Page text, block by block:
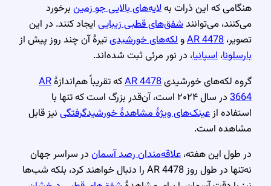
هنگامی که این ذرات بهلایه‌های بالایی جو زمینبرخورد
می‌کنند، می‌توانندشفق‌های قطبی زیباییایجاد کنند. در این
تصویر،AR 4478ولکه‌های خورشیدیتیرهٔ آن چند روز پیش از
بارسلونا،اسپانیا، در نور مرئی ثبت شده‌اند.
گروه لکه‌های خورشیدیAR 4478که تقریباً هم‌اندازهٔAR
3664
در سال ۲۰۲۴ است، آن‌قدر بزرگ است که تنها با
استفاده ازعینک‌های ویژهٔ مشاهدهٔ خورشیدگرفتگینیز قابل
مشاهده است.
در طول این هفته،علاقه‌مندان رصد آسماندر سراسر جهان
نه‌تنها در طول روز AR 4478 را دنبال خواهند کرد، بلکه شب‌ها